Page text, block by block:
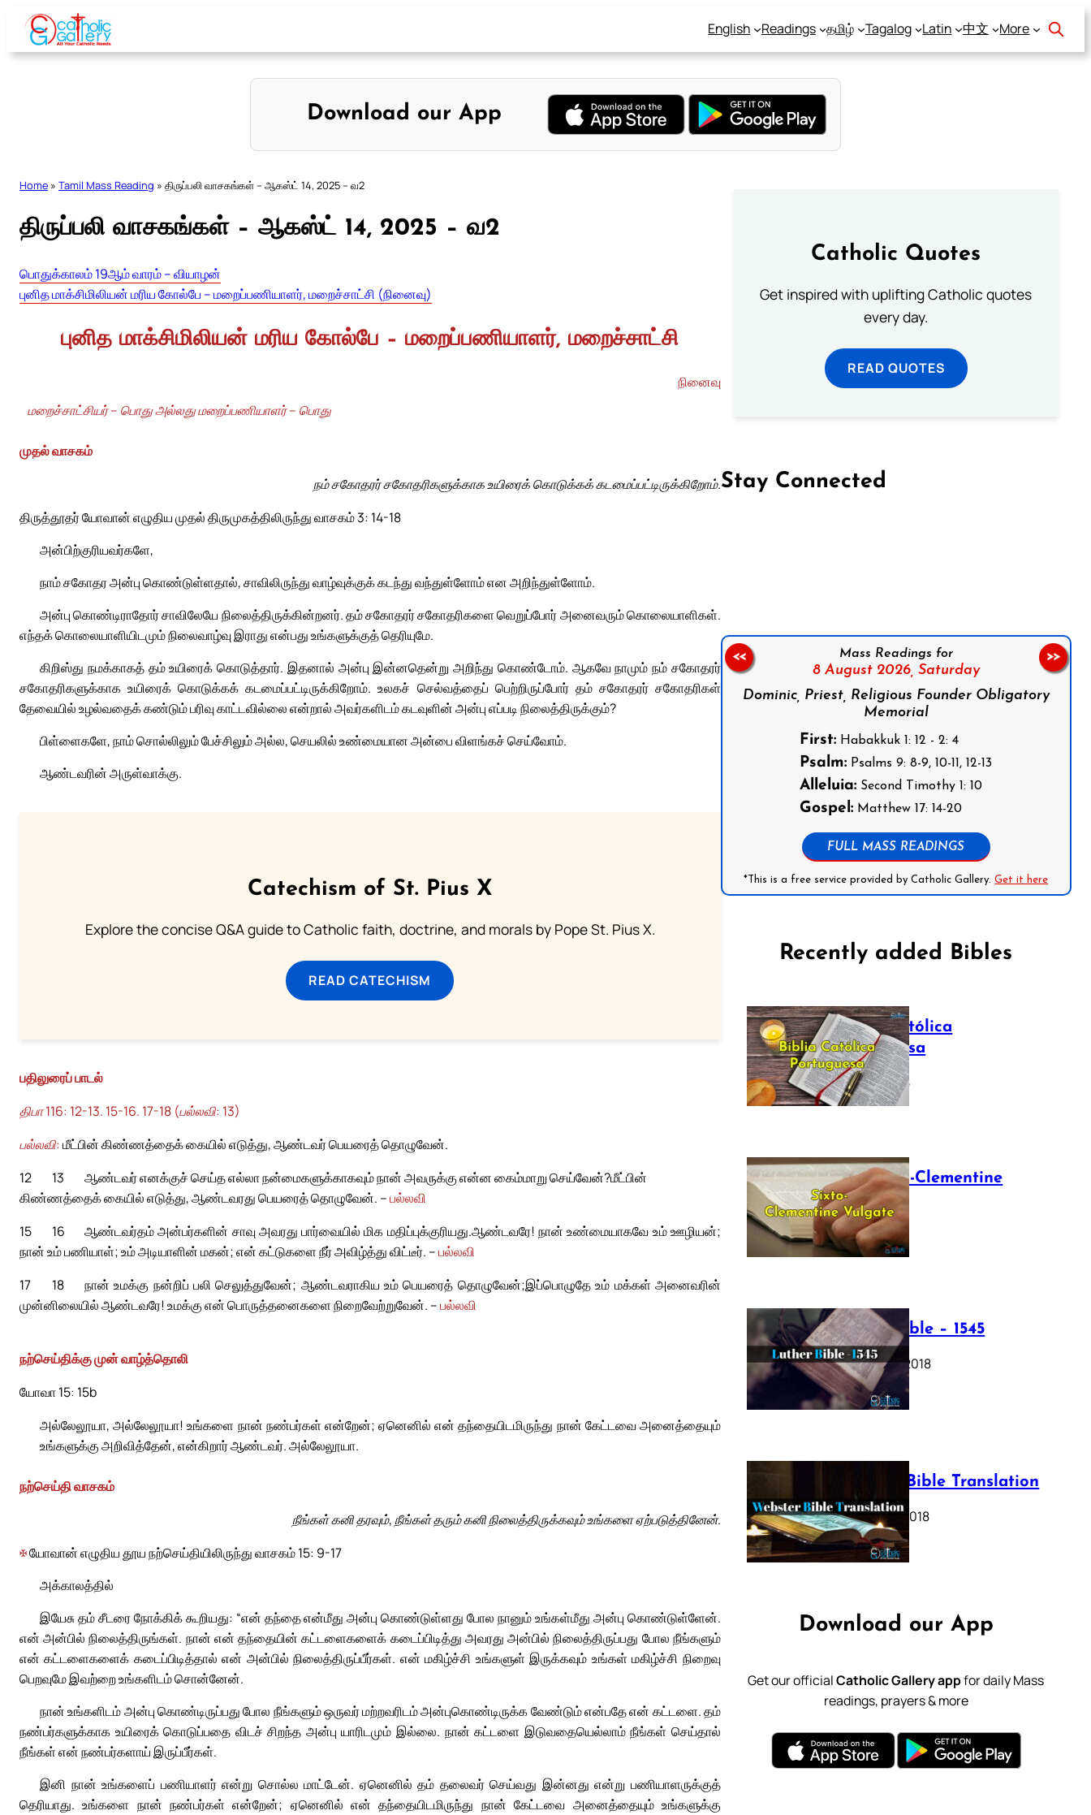
Skip
content
English Readings தமிழ் Tagalog Latin 中文 More
Download our App
Home » Tamil Mass Reading » திருப்பலி வாசகங்கள் – ஆகஸ்ட் 14, 2025 – வ2
திருப்பலி வாசகங்கள் – ஆகஸ்ட் 14, 2025 – வ2
பொதுக்காலம் 19ஆம் வாரம் – வியாழன்
புனித மாக்சிமிலியன் மரிய கோல்பே – மறைப்பணியாளர், மறைச்சாட்சி (நினைவு)
புனித மாக்சிமிலியன் மரிய கோல்பே – மறைப்பணியாளர், மறைச்சாட்சி
நினைவு
மறைச்சாட்சியர் – பொது அல்லது மறைப்பணியாளர் – பொது
முதல் வாசகம்
நம் சகோதரர் சகோதரிகளுக்காக உயிரைக் கொடுக்கக் கடமைப்பட்டிருக்கிறோம்.
திருத்தூதர் யோவான் எழுதிய முதல் திருமுகத்திலிருந்து வாசகம் 3: 14-18
அன்பிற்குரியவர்களே,
நாம் சகோதர அன்பு கொண்டுள்ளதால், சாவிலிருந்து வாழ்வுக்குக் கடந்து வந்துள்ளோம் என அறிந்துள்ளோம்.
அன்பு கொண்டிராதோர் சாவிலேயே நிலைத்திருக்கின்றனர். தம் சகோதரர் சகோதரிகளை வெறுப்போர் அனைவரும் கொலையாளிகள்.
எந்தக் கொலையாளியிடமும் நிலைவாழ்வு இராது என்பது உங்களுக்குத் தெரியுமே.
கிறிஸ்து நமக்காகத் தம் உயிரைக் கொடுத்தார். இதனால் அன்பு இன்னதென்று அறிந்து கொண்டோம். ஆகவே நாமும் நம் சகோதரர்
சகோதரிகளுக்காக உயிரைக் கொடுக்கக் கடமைப்பட்டிருக்கிறோம். உலகச் செல்வத்தைப் பெற்றிருப்போர் தம் சகோதரர் சகோதரிகள்
தேவையில் உழல்வதைக் கண்டும் பரிவு காட்டவில்லை என்றால் அவர்களிடம் கடவுளின் அன்பு எப்படி நிலைத்திருக்கும்?
பிள்ளைகளே, நாம் சொல்லிலும் பேச்சிலும் அல்ல, செயலில் உண்மையான அன்பை விளங்கச் செய்வோம்.
ஆண்டவரின் அருள்வாக்கு.
Catechism of St. Pius X
Explore the concise Q&A guide to Catholic faith, doctrine, and morals by Pope St. Pius X.
READ CATECHISM
பதிலுரைப் பாடல்
திபா 116: 12-13. 15-16. 17-18 (பல்லவி: 13)
பல்லவி:மீட்பின் கிண்ணத்தைக் கையில் எடுத்து, ஆண்டவர் பெயரைத் தொழுவேன்.
12
ஆண்டவர் எனக்குச் செய்த எல்லா நன்மைகளுக்காகவும் நான் அவருக்கு என்ன கைம்மாறு செய்வேன்?
13
மீட்பின்
கிண்ணத்தைக் கையில் எடுத்து, ஆண்டவரது பெயரைத் தொழுவேன். –பல்லவி
15
ஆண்டவர்தம் அன்பர்களின் சாவு அவரது பார்வையில் மிக மதிப்புக்குரியது.
16
ஆண்டவரே! நான் உண்மையாகவே உம் ஊழியன்;
நான் உம் பணியாள்; உம் அடியாளின் மகன்; என் கட்டுகளை நீர் அவிழ்த்து விட்டீர். –பல்லவி
17
நான் உமக்கு நன்றிப் பலி செலுத்துவேன்; ஆண்டவராகிய உம் பெயரைத் தொழுவேன்;
18
இப்பொழுதே உம் மக்கள் அனைவரின்
முன்னிலையில் ஆண்டவரே! உமக்கு என் பொருத்தனைகளை நிறைவேற்றுவேன். –பல்லவி
நற்செய்திக்கு முன் வாழ்த்தொலி
யோவா 15: 15b
அல்லேலூயா, அல்லேலூயா! உங்களை நான் நண்பர்கள் என்றேன்; ஏனெனில் என் தந்தையிடமிருந்து நான் கேட்டவை அனைத்தையும்
உங்களுக்கு அறிவித்தேன், என்கிறார் ஆண்டவர். அல்லேலூயா.
நற்செய்தி வாசகம்
நீங்கள் கனி தரவும், நீங்கள் தரும் கனி நிலைத்திருக்கவும் உங்களை ஏற்படுத்தினேன்.
✠யோவான் எழுதிய தூய நற்செய்தியிலிருந்து வாசகம் 15: 9-17
அக்காலத்தில்
இயேசு தம் சீடரை நோக்கிக் கூறியது: “என் தந்தை என்மீது அன்பு கொண்டுள்ளது போல நானும் உங்கள்மீது அன்பு கொண்டுள்ளேன்.
என் அன்பில் நிலைத்திருங்கள். நான் என் தந்தையின் கட்டளைகளைக் கடைப்பிடித்து அவரது அன்பில் நிலைத்திருப்பது போல நீங்களும்
என் கட்டளைகளைக் கடைப்பிடித்தால் என் அன்பில் நிலைத்திருப்பீர்கள். என் மகிழ்ச்சி உங்களுள் இருக்கவும் உங்கள் மகிழ்ச்சி நிறைவு
பெறவுமே இவற்றை உங்களிடம் சொன்னேன்.
நான் உங்களிடம் அன்பு கொண்டிருப்பது போல நீங்களும் ஒருவர் மற்றவரிடம் அன்புகொண்டிருக்க வேண்டும் என்பதே என் கட்டளை. தம்
நண்பர்களுக்காக உயிரைக் கொடுப்பதை விடச் சிறந்த அன்பு யாரிடமும் இல்லை. நான் கட்டளை இடுவதையெல்லாம் நீங்கள் செய்தால்
நீங்கள் என் நண்பர்களாய் இருப்பீர்கள்.
இனி நான் உங்களைப் பணியாளர் என்று சொல்ல மாட்டேன். ஏனெனில் தம் தலைவர் செய்வது இன்னது என்று பணியாளருக்குத்
தெரியாது. உங்களை நான் நண்பர்கள் என்றேன்; ஏனெனில் என் தந்தையிடமிருந்து நான் கேட்டவை அனைத்தையும் உங்களுக்கு
Catholic Quotes
Get inspired with uplifting Catholic quotes
every day.
READ QUOTES
Stay Connected
Mass Readings for
8 August 2026, Saturday
Dominic, Priest, Religious Founder Obligatory
Memorial
First: Habakkuk 1: 12 - 2: 4
Psalm: Psalms 9: 8-9, 10-11, 12-13
Alleluia: Second Timothy 1: 10
Gospel: Matthew 17: 14-20
FULL MASS READINGS
*This is a free service provided by Catholic Gallery.Get it here
<< >>
Recently added Bibles
Bíblia Católica
Portuguesa
July 16, 2025
The Sixto-Clementine
Vulgate
July 12, 2025
Luther Bible – 1545
October 17, 2018
Webster Bible Translation
October 11, 2018
Download our App
Get our officialCatholic Gallery appfor daily Mass
readings, prayers & more